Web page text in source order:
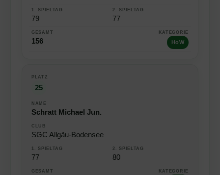
79 77
156 HoW
25
Schratt Michael Jun.
SGC Allgäu-Bodensee
77 80